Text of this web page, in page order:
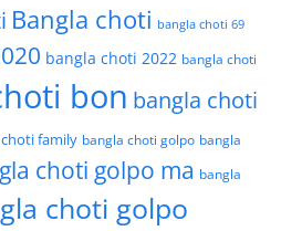
Bangla choti bangla choti 69
bangla choti 2022 bangla choti
bon bangla choti
family bangla choti golpo bangla
choti golpo ma bangla
choti golpo